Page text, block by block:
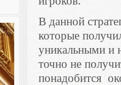
В данной
которые
уникальными и
точно не
понадобится